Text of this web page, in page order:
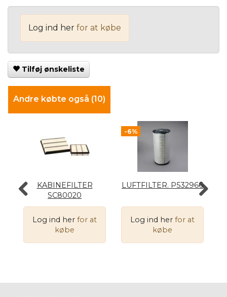
Log ind her for at købe
Tilføj ønskeliste
Andre købte også (10)
KABINEFILTER
SC80020
Log ind her for at
købe
-6%
LUFTFILTER. P532966
Log ind her for at
købe